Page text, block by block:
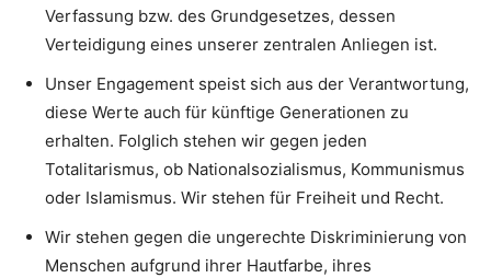
Verfassung bzw. des Grundgesetzes, dessen
Verteidigung eines unserer zentralen Anliegen ist.
Unser Engagement speist sich aus der Verantwortung,
diese Werte auch für künftige Generationen zu
erhalten. Folglich stehen wir gegen jeden
Totalitarismus, ob Nationalsozialismus, Kommunismus
oder Islamismus. Wir stehen für Freiheit und Recht.
Wir stehen gegen die ungerechte Diskriminierung von
Menschen aufgrund ihrer Hautfarbe, ihres